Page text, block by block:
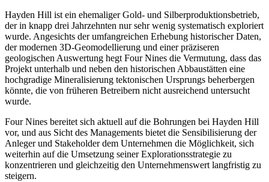
Hayden Hill ist ein ehemaliger Gold- und Silberproduktionsbetrieb,
der in knapp drei Jahrzehnten nur sehr wenig systematisch exploriert
wurde. Angesichts der umfangreichen Erhebung historischer Daten,
der modernen 3D-Geomodellierung und einer präziseren
geologischen Auswertung hegt Four Nines die Vermutung, dass das
Projekt unterhalb und neben den historischen Abbaustätten eine
hochgradige Mineralisierung tektonischen Ursprungs beherbergen
könnte, die von früheren Betreibern nicht ausreichend untersucht
wurde.
Four Nines bereitet sich aktuell auf die Bohrungen bei Hayden Hill
vor, und aus Sicht des Managements bietet die Sensibilisierung der
Anleger und Stakeholder dem Unternehmen die Möglichkeit, sich
weiterhin auf die Umsetzung seiner Explorationsstrategie zu
konzentrieren und gleichzeitig den Unternehmenswert langfristig zu
steigern.